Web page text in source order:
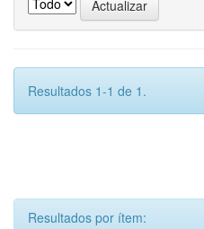
Resultados 1-1 de 1.
Resultados por ítem: